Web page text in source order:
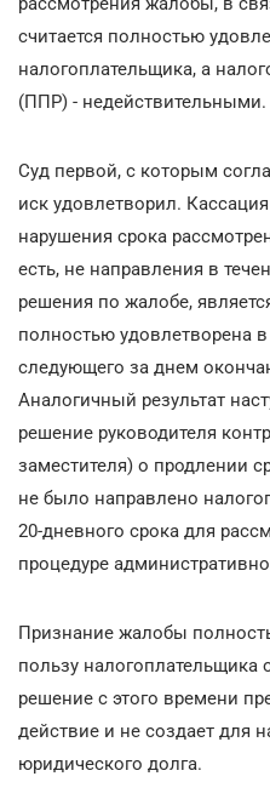
считается полностью
налогоплательщика, а
(ППР) - недействительными.
Суд первой, с которым
иск удовлетворил.
нарушения срока
есть, не направления в
решения по жалобе,
полностью удовлетворена
следующего за днем
Аналогичный результат
решение руководителя
заместителя) о продлении
не было направлено
20-дневного срока для
процедуре
Признание жалобы
пользу налогоплательщика
решение с этого времени
действие и не создает для
юридического долга.